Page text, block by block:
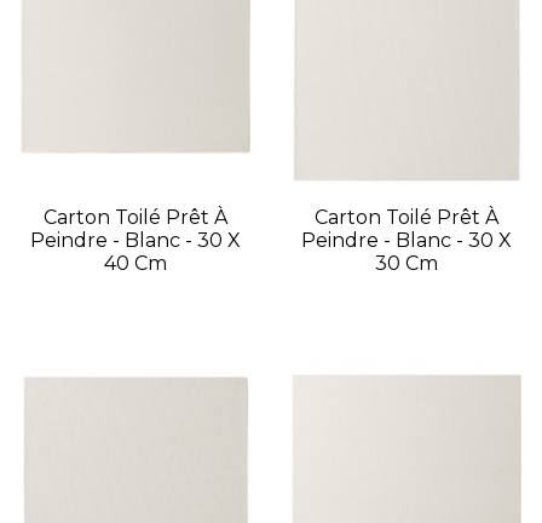
Carton Toilé Prêt À
Peindre - Blanc - 30 X
40 Cm
Carton Toilé Prêt À
Peindre - Blanc - 30 X
30 Cm